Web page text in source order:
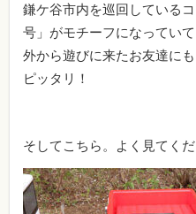
鎌ケ谷市内を巡回している
号」がモチーフになってい
外から遊びに来たお友達に
ピッタリ！
そしてこちら。よく見てくだ